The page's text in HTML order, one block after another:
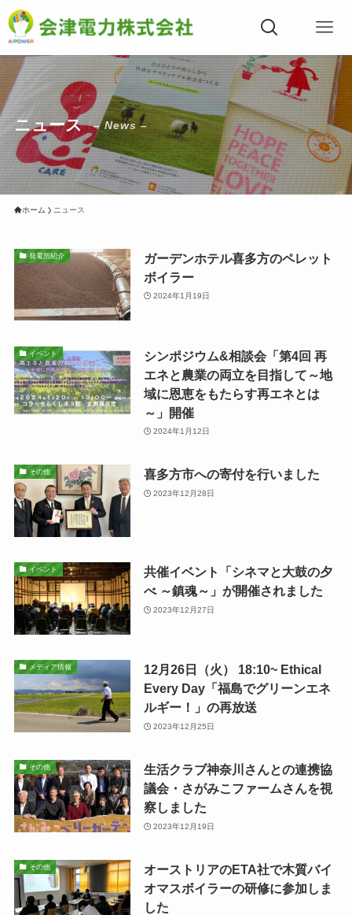
ニュース – News –
ホーム ニュース
発電所紹介
ガーデンホテル喜多方のペレット
ボイラー
2024年1月19日
イベント
シンポジウム&相談会「第4回 再
エネと農業の両立を目指して～地
域に恩恵をもたらす再エネとは
～」開催
2024年1月12日
その他 喜多方市への寄付を行いました
2023年12月28日
イベント
共催イベント「シネマと大鼓の夕
べ ～鎮魂～」が開催されました
2023年12月27日
メディア情報
12月26日（火） 18:10~ Ethical
Every Day「福島でグリーンエネ
ルギー！」の再放送
2023年12月25日
その他
生活クラブ神奈川さんとの連携協
議会・さがみこファームさんを視
察しました
2023年12月19日
その他
オーストリアのETA社で木質バイ
オマスボイラーの研修に参加しま
した